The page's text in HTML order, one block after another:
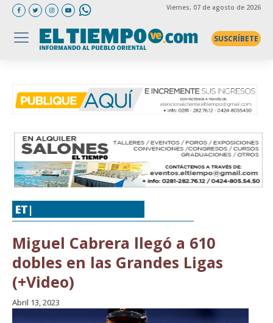
Viernes, 07 de agosto de 2026
SUSCRÍBETE
ET|
Miguel Cabrera llegó a 610
dobles en las Grandes Ligas
(+Video)
Abril 13, 2023